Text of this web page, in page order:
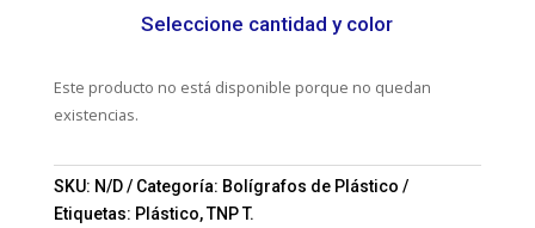
Seleccione cantidad y color
Este producto no está disponible porque no quedan
existencias.
SKU: N/D Categoría: Bolígrafos de Plástico
Etiquetas: Plástico,TNP T.